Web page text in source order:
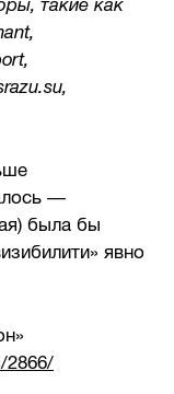
такие как
—
была бы
явно
2866/